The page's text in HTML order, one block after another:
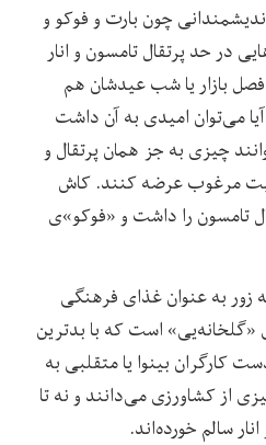
چون بارت و فوکو و
در حد پرتقال تامسون و انار
بازار یا شب عیدشان هم
می‌توان امیدی به آن داشت
چیزی به جز همان پرتقال و
مرغوب عرضه کنند. کاش
تامسون را داشت و «فوکو»ی
زور به عنوان غذای فرهنگی
«گلخانه‌یی» است که با بدترین
کارگران بینوا یا متقلبی به
از کشاورزی می‌دانند و نه تا
سالم خورده‌اند.